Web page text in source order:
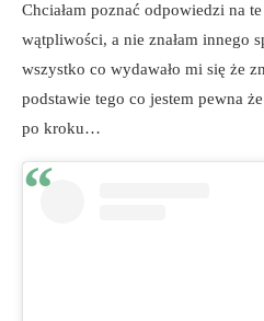
Chciałam poznać odpowiedzi na
wątpliwości, a nie znałam innego
wszystko co wydawało mi się że
podstawie tego co jestem pewna
po kroku…